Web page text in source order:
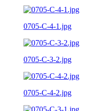
0705-C-4-1.jpg
0705-C-3-2.jpg
0705-C-4-2.jpg